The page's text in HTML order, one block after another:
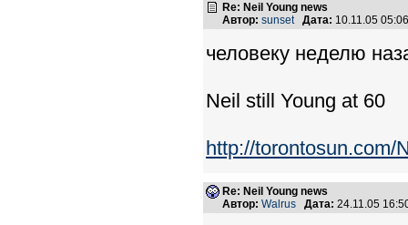
Re: Neil Young news
Автор: sunset Дата: 10.11.05
человеку неделю
Neil still Young at 60
http://torontosun.com/
Re: Neil Young news
Автор: Walrus Дата: 24.11.05